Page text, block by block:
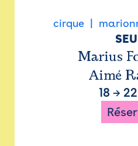
cirque
Marius
Aimé
18 →